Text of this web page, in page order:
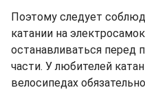
Поэтому следует
катании на
останавливаться перед
части. У любителей
велосипедах